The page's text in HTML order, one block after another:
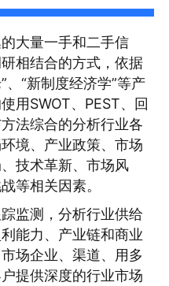
大量一手和二手信
相结合的方式，依据
、“新制度经济学”等产
用SWOT、PEST、回
法综合的分析行业各
境、产业政策、市场
技术革新、市场风
等相关因素。
监测，分析行业供给
能力、产业链和商业
场企业、渠道、用多
提供深度的行业市场